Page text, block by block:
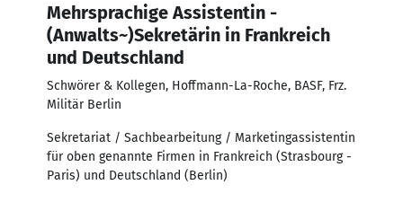
Mehrsprachige Assistentin -
(Anwalts~)Sekretärin in Frankreich
und Deutschland
Schwörer & Kollegen, Hoffmann-La-Roche, BASF, Frz.
Militär Berlin
Sekretariat / Sachbearbeitung / Marketingassistentin
für oben genannte Firmen in Frankreich (Strasbourg -
Paris) und Deutschland (Berlin)